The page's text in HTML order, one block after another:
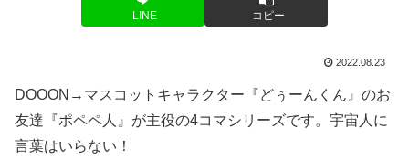
LINE コピー
2022.08.23
DOOON→マスコットキャラクター『どぅーんくん』のお
友達『ポペペ人』が主役の4コマシリーズです。宇宙人に
言葉はいらない！